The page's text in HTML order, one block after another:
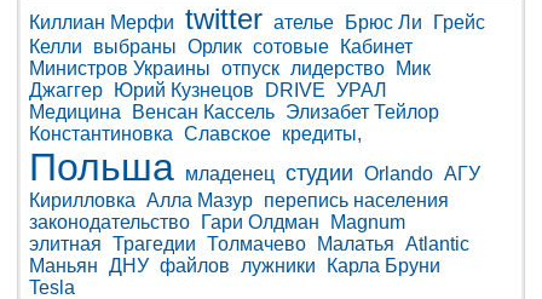
Киллиан Мерфи twitter ателье Брюс Ли
Грейс
Келли
выбраны Орлик сотовые
Кабинет
Министров Украины отпуск лидерство
Мик
Джаггер
Юрий Кузнецов DRIVE УРАЛ
Медицина
Венсан Кассель Элизабет Тейлор
Константиновка Славское кредиты,
Польша младенец студии Orlando АГУ
Кирилловка Алла Мазур перепись населения
законодательство
Гари Олдман
Magnum
элитная Трагедии Толмачево Малатья Atlantic
Маньян ДНУ файлов лужники
Карла Бруни
Tesla